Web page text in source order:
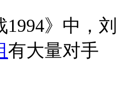
》中，刘
有大量对手